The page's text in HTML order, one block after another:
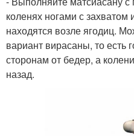
коленях ногами с захватом
находятся возле ягодиц.
вариант вирасаны, то есть
сторонам от бедер, а
назад.